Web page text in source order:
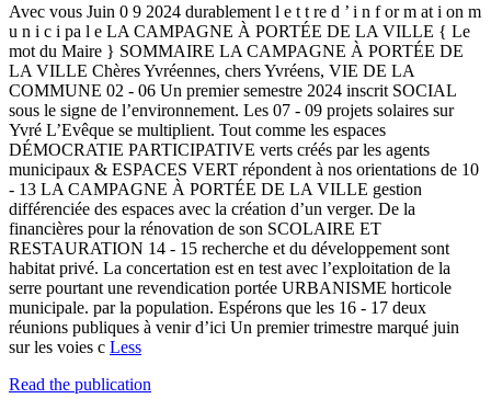
Avec vous Juin 0 9 2024 durablement l e t t re d ’ i n f or m at i on m
u n i c i pa l e LA CAMPAGNE À PORTÉE DE LA VILLE { Le
mot du Maire } SOMMAIRE LA CAMPAGNE À PORTÉE DE
LA VILLE Chères Yvréennes, chers Yvréens, VIE DE LA
COMMUNE 02 - 06 Un premier semestre 2024 inscrit SOCIAL
sous le signe de l’environnement. Les 07 - 09 projets solaires sur
Yvré L’Evêque se multiplient. Tout comme les espaces
DÉMOCRATIE PARTICIPATIVE verts créés par les agents
municipaux & ESPACES VERT répondent à nos orientations de 10
- 13 LA CAMPAGNE À PORTÉE DE LA VILLE gestion
différenciée des espaces avec la création d’un verger. De la
financières pour la rénovation de son SCOLAIRE ET
RESTAURATION 14 - 15 recherche et du développement sont
habitat privé. La concertation est en test avec l’exploitation de la
serre pourtant une revendication portée URBANISME horticole
municipale. par la population. Espérons que les 16 - 17 deux
réunions publiques à venir d’ici Un premier trimestre marqué juin
sur les voies c Less
Read the publication